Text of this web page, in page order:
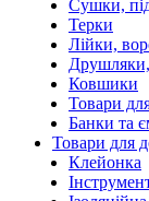
Сушки,
Терки
Лійки,
Ковшики
Товари
Банки та
Товари для
Клейонка